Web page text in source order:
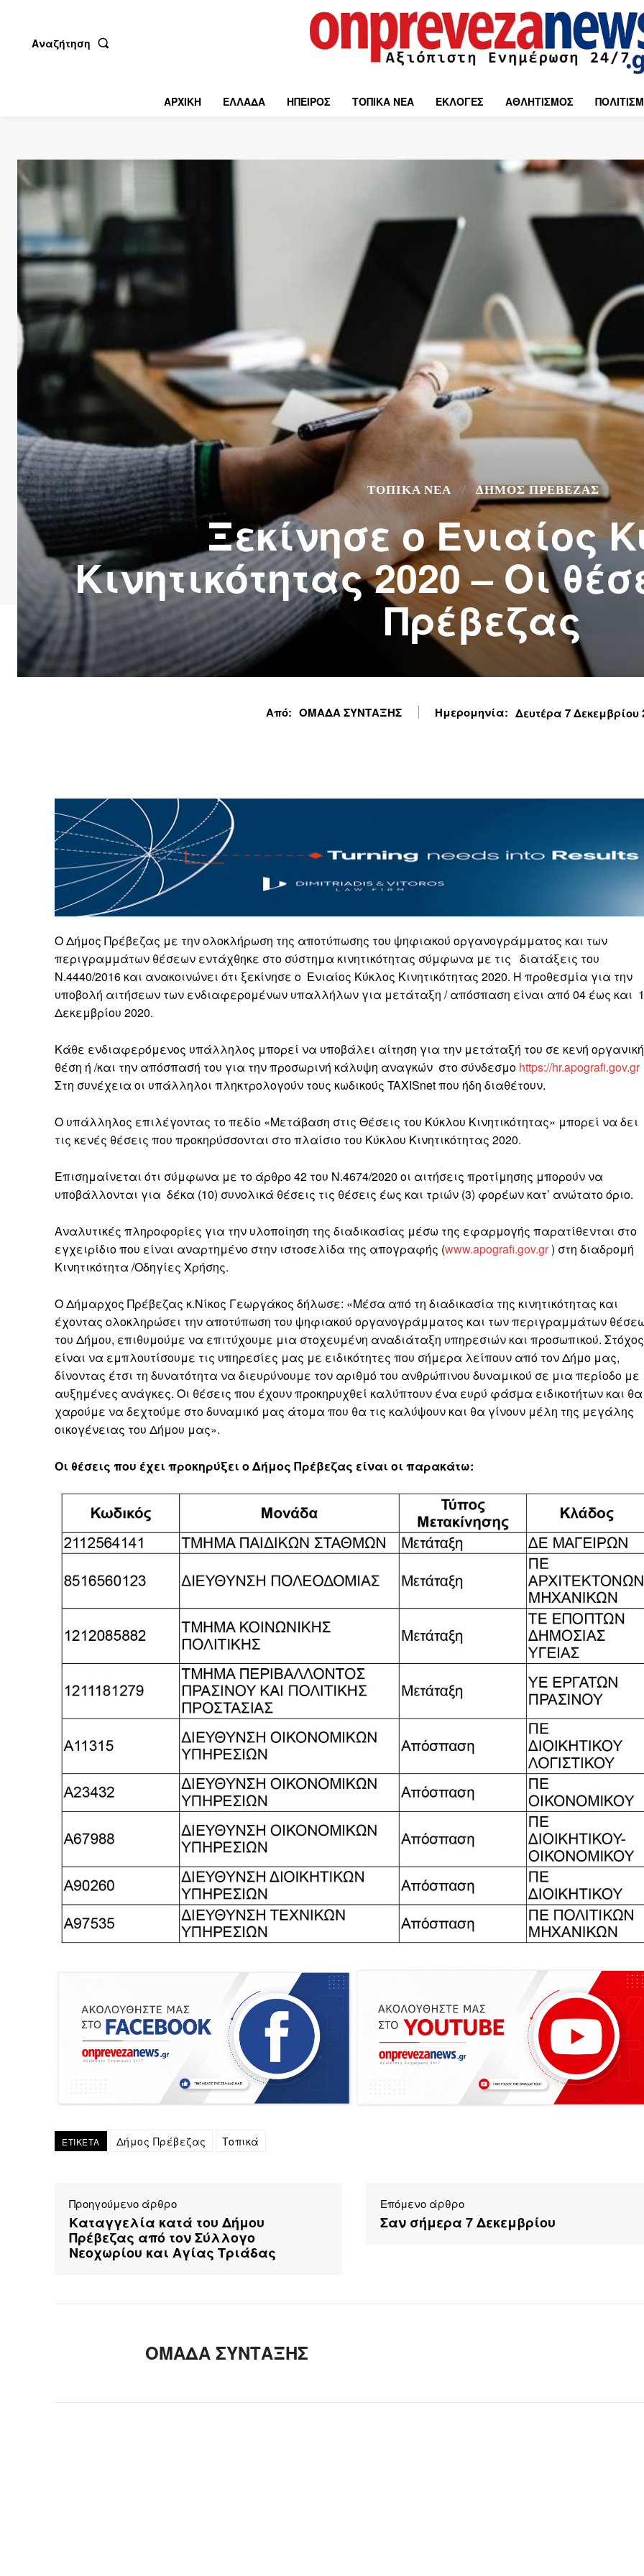
Αναζήτηση
ΑΡΧΙΚΗ ΕΛΛΑΔΑ ΗΠΕΙΡΟΣ ΤΟΠΙΚΑ ΝΕΑ ΕΚΛΟΓΕΣ ΑΘΛΗΤΙΣΜΟΣ
ΤΟΠΙΚΆ ΝΈΑ ΔΉΜΟΣ ΠΡΈΒΕΖΑΣ
Ξεκίνησε ο Ενιαίος
Κινητικότητας 2020 – Οι
Πρέβεζας
Από: ΟΜΑΔΑ ΣΥΝΤΑΞΗΣ Ημερομηνία: Δευτέρα 7 Δεκεμβρίου
Ο Δήμος Πρέβεζας με την ολοκλήρωση της αποτύπωσης του ψηφιακού οργανογράμματος και των
περιγραμμάτων θέσεων εντάχθηκε στο σύστημα κινητικότητας σύμφωνα με τις διατάξεις του
Ν.4440/2016 και ανακοινώνει ότι ξεκίνησε ο Ενιαίος Κύκλος Κινητικότητας 2020. Η προθεσμία για την
υποβολή αιτήσεων των ενδιαφερομένων υπαλλήλων για μετάταξη / απόσπαση είναι από 04 έως και
Δεκεμβρίου 2020.
Κάθε ενδιαφερόμενος υπάλληλος μπορεί να υποβάλει αίτηση για την μετάταξή του σε κενή οργανική
θέση ή /και την απόσπασή του για την προσωρινή κάλυψη αναγκών στο σύνδεσμο https://hr.apografi.gov.gr
Στη συνέχεια οι υπάλληλοι πληκτρολογούν τους κωδικούς TAXISnet που ήδη διαθέτουν.
Ο υπάλληλος επιλέγοντας το πεδίο «Μετάβαση στις Θέσεις του Κύκλου Κινητικότητας» μπορεί να δει
τις κενές θέσεις που προκηρύσσονται στο πλαίσιο του Κύκλου Κινητικότητας 2020.
Επισημαίνεται ότι σύμφωνα με το άρθρο 42 του Ν.4674/2020 οι αιτήσεις προτίμησης μπορούν να
υποβάλλονται για δέκα (10) συνολικά θέσεις τις θέσεις έως και τριών (3) φορέων κατ’ ανώτατο όριο.
Αναλυτικές πληροφορίες για την υλοποίηση της διαδικασίας μέσω της εφαρμογής παρατίθενται στο
εγχειρίδιο που είναι αναρτημένο στην ιστοσελίδα της απογραφής (www.apografi.gov.gr) στη διαδρομή
Κινητικότητα /Οδηγίες Χρήσης.
Ο Δήμαρχος Πρέβεζας κ.Νίκος Γεωργάκος δήλωσε: «Μέσα από τη διαδικασία της κινητικότητας και
έχοντας ολοκληρώσει την αποτύπωση του ψηφιακού οργανογράμματος και των περιγραμμάτων
του Δήμου, επιθυμούμε να επιτύχουμε μια στοχευμένη αναδιάταξη υπηρεσιών και προσωπικού. Στόχος
είναι να εμπλουτίσουμε τις υπηρεσίες μας με ειδικότητες που σήμερα λείπουν από τον Δήμο μας,
δίνοντας έτσι τη δυνατότητα να διευρύνουμε τον αριθμό του ανθρώπινου δυναμικού σε μια περίοδο με
αυξημένες ανάγκες. Οι θέσεις που έχουν προκηρυχθεί καλύπτουν ένα ευρύ φάσμα ειδικοτήτων και θα
χαρούμε να δεχτούμε στο δυναμικό μας άτομα που θα τις καλύψουν και θα γίνουν μέλη της μεγάλης
οικογένειας του Δήμου μας».
Οι θέσεις που έχει προκηρύξει ο Δήμος Πρέβεζας είναι οι παρακάτω:
ΕΤΙΚΕΤΑ Δήμος Πρέβεζας Τοπικά
Προηγούμενο άρθρο
Καταγγελία κατά του Δήμου
Πρέβεζας από τον Σύλλογο
Νεοχωρίου και Αγίας Τριάδας
Επόμενο άρθρο
Σαν σήμερα 7 Δεκεμβρίου
ΟΜΑΔΑ ΣΥΝΤΑΞΗΣ